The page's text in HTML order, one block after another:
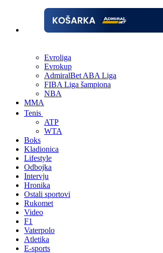
Evroliga
Evrokup
AdmiralBet ABA Liga
FIBA Liga šampiona
NBA
MMA
Tenis
ATP
WTA
Boks
Kladionica
Lifestyle
Odbojka
Intervju
Hronika
Ostali sportovi
Rukomet
Video
F1
Vaterpolo
Atletika
E-sports